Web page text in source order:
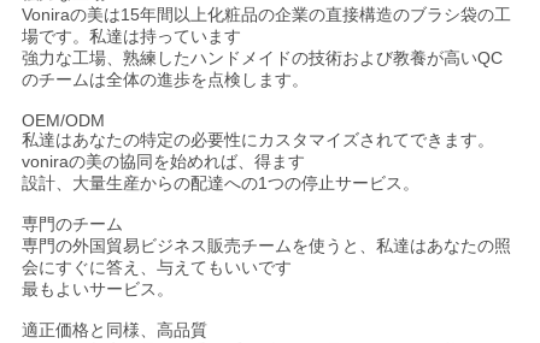
Voniraの美は15年間以上化粧品の企業の直接構造のブラシ袋の工
場です。私達は持っています
強力な工場、熟練したハンドメイドの技術および教養が高いQC
のチームは全体の進歩を点検します。
OEM/ODM
私達はあなたの特定の必要性にカスタマイズされてできます。
voniraの美の協同を始めれば、得ます
設計、大量生産からの配達への1つの停止サービス。
専門のチーム
専門の外国貿易ビジネス販売チームを使うと、私達はあなたの照
会にすぐに答え、与えてもいいです
最もよいサービス。
適正価格と同様、高品質